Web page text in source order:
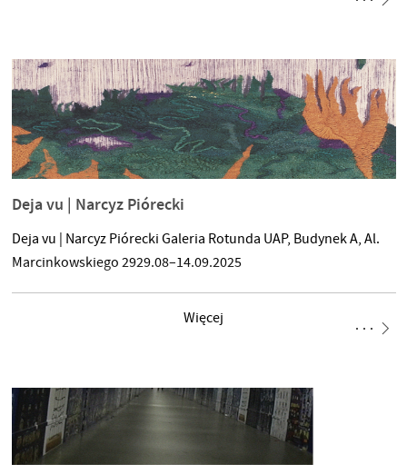
akademickiego środowiska Uniwersytetu Artystycznego im.
Magdaleny Abakanowicz w Poznaniu. Profesor Kazimierz Raba
w swoich poszukiwaniach artystycznych eksploruje nowe
terytoria funkcjonowania współczesnej rzeźby,
Deja vu | Narcyz Piórecki
Deja vu | Narcyz Piórecki Galeria Rotunda UAP, Budynek A, Al.
Marcinkowskiego 2929.08–14.09.2025
Więcej